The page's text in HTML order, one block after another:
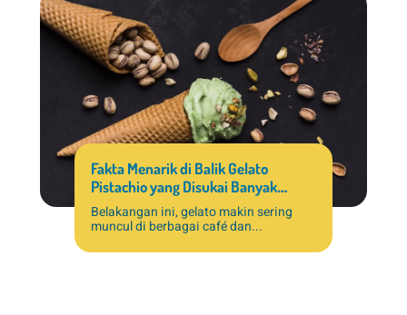
Fakta Menarik di Balik Gelato
Pistachio yang Disukai Banyak
Pelanggan
Belakangan ini, gelato makin sering
muncul di berbagai café dan...